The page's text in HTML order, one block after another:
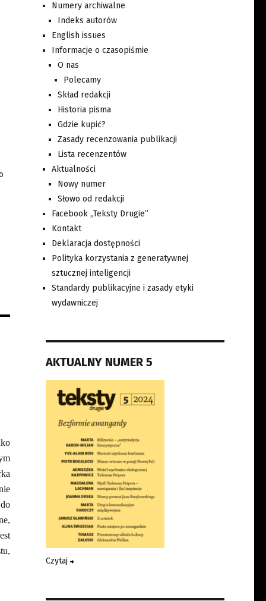
Numery archiwalne
Indeks autorów
English issues
Informacje o czasopiśmie
O nas
Polecamy
Skład redakcji
Historia pisma
Gdzie kupić?
Zasady recenzowania publikacji
Lista recenzentów
Aktualności
Nowy numer
Słowo od redakcji
Facebook „Teksty Drugie”
Kontakt
Deklaracja dostępności
Polityka korzystania z generatywnej
sztucznej inteligencji
Standardy publikacyjne i zasady etyki
wydawniczej
AKTUALNY NUMER 5
Czytaj